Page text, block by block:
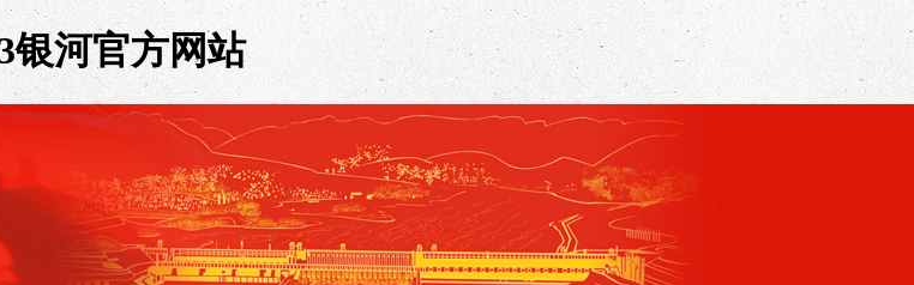
银河官方网站